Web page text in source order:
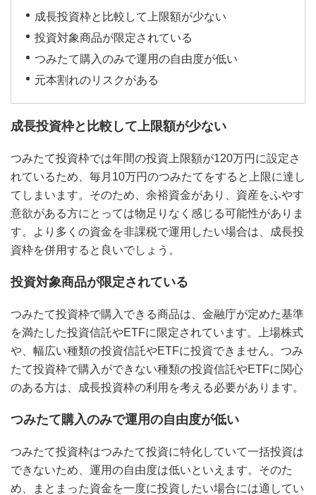
成長投資枠と比較して上限額が少ない
投資対象商品が限定されている
つみたて購入のみで運用の自由度が低い
元本割れのリスクがある
成長投資枠と比較して上限額が少ない
つみたて投資枠では年間の投資上限額が120万円に設定さ
れているため、毎月10万円のつみたてをすると上限に達し
てしまいます。そのため、余裕資金があり、資産をふやす
意欲がある方にとっては物足りなく感じる可能性がありま
す。より多くの資金を非課税で運用したい場合は、成長投
資枠を併用すると良いでしょう。
投資対象商品が限定されている
つみたて投資枠で購入できる商品は、金融庁が定めた基準
を満たした投資信託やETFに限定されています。上場株式
や、幅広い種類の投資信託やETFに投資できません。つみ
たて投資枠で購入ができない種類の投資信託やETFに関心
のある方は、成長投資枠の利用を考える必要があります。
つみたて購入のみで運用の自由度が低い
つみたて投資枠はつみたて投資に特化していて一括投資は
できないため、運用の自由度は低いといえます。そのた
め、まとまった資金を一度に投資したい場合には適してい